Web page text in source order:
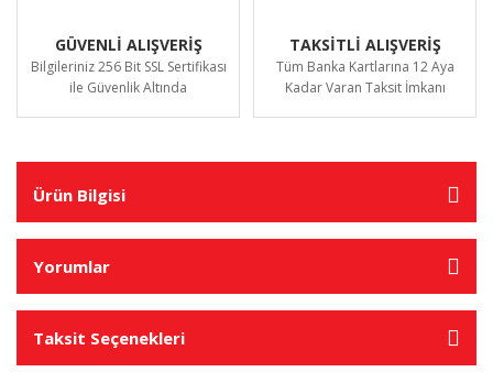
GÜVENLİ ALIŞVERİŞ
Bilgileriniz 256 Bit SSL Sertifikası
ile Güvenlik Altında
TAKSİTLİ ALIŞVERİŞ
Tüm Banka Kartlarına 12 Aya
Kadar Varan Taksit İmkanı
Ürün Bilgisi
Yorumlar
Taksit Seçenekleri